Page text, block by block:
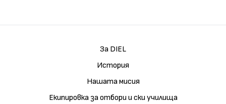
За DIEL
История
Нашата мисия
Екипировка за отбори и ски училища